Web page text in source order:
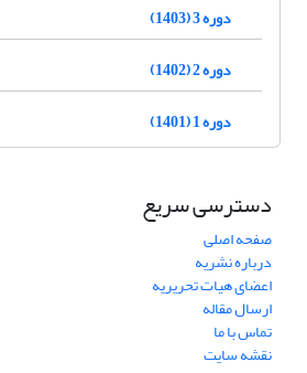
دوره 3 (1403)
دوره 2 (1402)
دوره 1 (1401)
دسترسی سریع
صفحه اصلی
درباره نشریه
اعضای هیات تحریریه
ارسال مقاله
تماس با ما
نقشه سایت